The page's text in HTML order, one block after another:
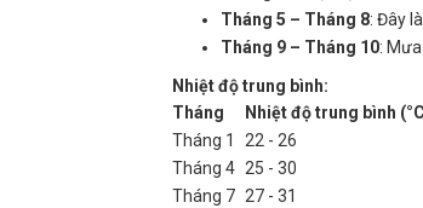
Tháng 5 – Tháng 8: Đây
Tháng 9 – Tháng 10:
Nhiệt độ trung bình:
Tháng
Nhiệt độ trung bình
Tháng 1
22 - 26
Tháng 4 25 - 30
Tháng 7 27 - 31